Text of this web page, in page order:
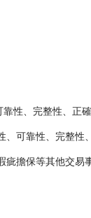
性、完整性、正
可靠性、完整性
擔保等其他交易